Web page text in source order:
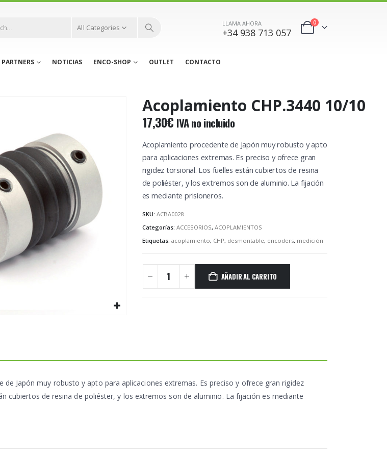
All Categories LLAMA AHORA
+34 938 713 057
0
PARTNERS NOTICIAS ENCO-SHOP OUTLET CONTACTO
Acoplamiento CHP.3440 10/10
17,30€ IVA no incluido
Acoplamiento procedente de Japón muy robusto y apto
para aplicaciones extremas. Es preciso y ofrece gran
rigidez torsional. Los fuelles están cubiertos de resina
de poliéster, y los extremos son de aluminio. La fijación
es mediante prisioneros.
SKU: ACBA0028
Categorías: ACCESORIOS, ACOPLAMIENTOS
Etiquetas: acoplamiento, CHP, desmontable, encoders, medición
AÑADIR AL CARRITO
de Japón muy robusto y apto para aplicaciones extremas. Es preciso y ofrece gran rigidez
cubiertos de resina de poliéster, y los extremos son de aluminio. La fijación es mediante